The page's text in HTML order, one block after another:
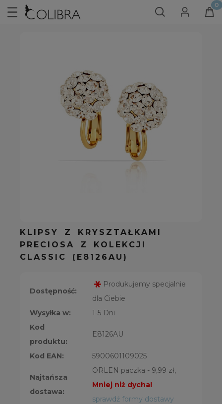
KLIPSY Z KRYSZTAŁKAMI
PRECIOSA Z KOLEKCJI
CLASSIC (E8126AU)
Dostępność:
Produkujemy specjalnie
dla Ciebie
Wysyłka w:
1-5 Dni
Kod
produktu:
E8126AU
Kod EAN: 5900601109025
Najtańsza
dostawa:
ORLEN paczka - 9,99 zł,
Mniej niż dycha!
sprawdź formy dostawy